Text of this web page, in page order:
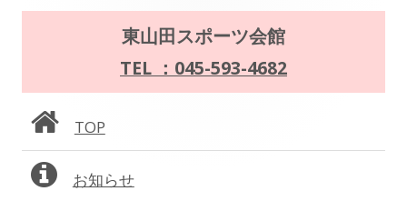
ゲ
シ
ョ
ン
ン
サ
イ
東山田スポーツ会館
TEL ：045-593-4682
TOP
お知らせ